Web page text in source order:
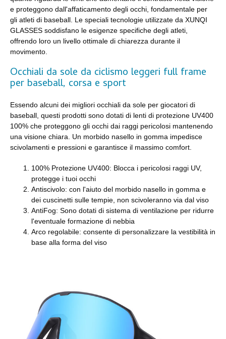
e proteggono dall'affaticamento degli occhi, fondamentale per
gli atleti di baseball. Le speciali tecnologie utilizzate da XUNQI
GLASSES soddisfano le esigenze specifiche degli atleti,
offrendo loro un livello ottimale di chiarezza durante il
movimento.
Occhiali da sole da ciclismo leggeri full frame
per baseball, corsa e sport
Essendo alcuni dei migliori occhiali da sole per giocatori di
baseball, questi prodotti sono dotati di lenti di protezione UV400
100% che proteggono gli occhi dai raggi pericolosi mantenendo
una visione chiara. Un morbido nasello in gomma impedisce
scivolamenti e pressioni e garantisce il massimo comfort.
100% Protezione UV400: Blocca i pericolosi raggi UV,
protegge i tuoi occhi
Antiscivolo: con l'aiuto del morbido nasello in gomma e
dei cuscinetti sulle tempie, non scivoleranno via dal viso
AntiFog: Sono dotati di sistema di ventilazione per ridurre
l'eventuale formazione di nebbia
Arco regolabile: consente di personalizzare la vestibilità in
base alla forma del viso